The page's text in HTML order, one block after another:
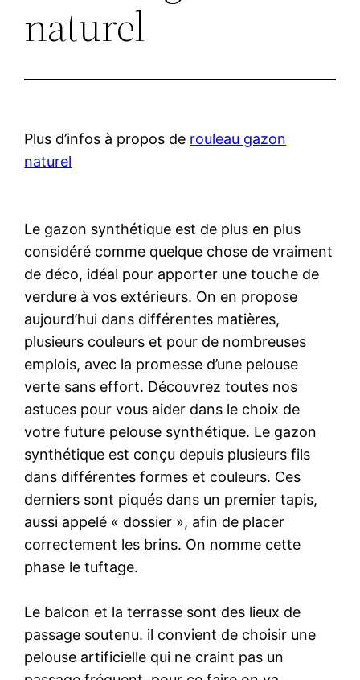
naturel
Plus d’infos à propos de rouleau gazon
naturel
Le gazon synthétique est de plus en plus
considéré comme quelque chose de vraiment
de déco, idéal pour apporter une touche de
verdure à vos extérieurs. On en propose
aujourd’hui dans différentes matières,
plusieurs couleurs et pour de nombreuses
emplois, avec la promesse d’une pelouse
verte sans effort. Découvrez toutes nos
astuces pour vous aider dans le choix de
votre future pelouse synthétique. Le gazon
synthétique est conçu depuis plusieurs fils
dans différentes formes et couleurs. Ces
derniers sont piqués dans un premier tapis,
aussi appelé « dossier », afin de placer
correctement les brins. On nomme cette
phase le tuftage.
Le balcon et la terrasse sont des lieux de
passage soutenu. il convient de choisir une
pelouse artificielle qui ne craint pas un